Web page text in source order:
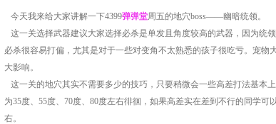
今天我来给大家讲解一下4399弹弹堂周五的地穴boss——幽暗统领。
这一关选择武器建议大家选择必杀是单发且角度较高的武器，因为统
必杀很容易打偏，尤其是对于一些对变角不太熟悉的孩子很吃亏。宠物
大影响。
这一关的地穴其实不需要多少的技巧，只要稍微会一些高差打法基本
为35度、 55度、 70度、 80度左右徘徊，如果高差实在差到不行的同学可
右。